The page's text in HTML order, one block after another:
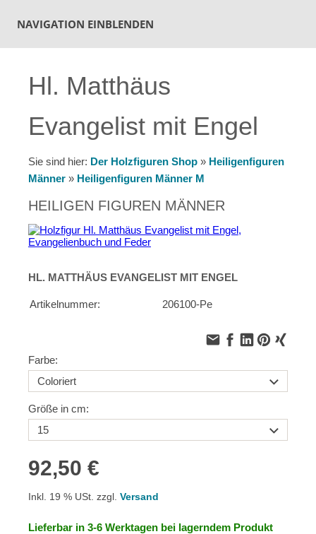
NAVIGATION EINBLENDEN
Hl. Matthäus
Evangelist mit Engel
Sie sind hier: Der Holzfiguren Shop » Heiligenfiguren
Männer » Heiligenfiguren Männer M
HEILIGEN FIGUREN MÄNNER
HL. MATTHÄUS EVANGELIST MIT ENGEL
Artikelnummer: 206100-Pe
Farbe:
Größe in cm:
92,50 €
Inkl. 19 % USt. zzgl. Versand
Lieferbar in 3-6 Werktagen bei lagerndem Produkt